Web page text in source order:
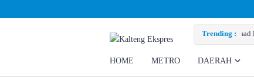
Trending :
Ahmad Rizky Minta Perusahaan Penuhi Hak Ratusan Eks Pekerja
HOME METRO DAERAH